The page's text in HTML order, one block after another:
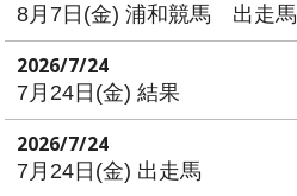
8月7日(金) 浦和競馬 出走馬
2026/7/24
7月24日(金) 結果
2026/7/24
7月24日(金) 出走馬